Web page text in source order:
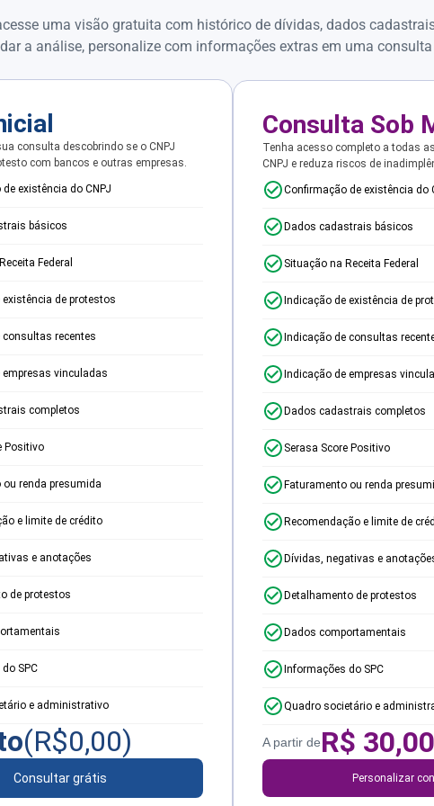
uma visão gratuita com histórico de dívidas, dados
a análise, personalize com informações extras em uma
consulta descobrindo se o CNPJ
com bancos e outras empresas.
existência do CNPJ
básicos
Federal
de protestos
consultas recentes
empresas vinculadas
completos
Positivo
renda presumida
e limite de crédito
e anotações
de protestos
SPC
e administrativo
(R$0,00)
Consultar grátis
Consulta Sob
Tenha acesso completo a todas
CNPJ e reduza riscos de
Confirmação de existência do
Dados cadastrais básicos
Situação na Receita Federal
Indicação de existência de
Indicação de consultas
Indicação de empresas
Dados cadastrais completos
Serasa Score Positivo
Faturamento ou renda
Recomendação e limite de
Dívidas, negativas e
Detalhamento de protestos
Dados comportamentais
Informações do SPC
Quadro societário e
A partir deR$ 30,00
Personalizar